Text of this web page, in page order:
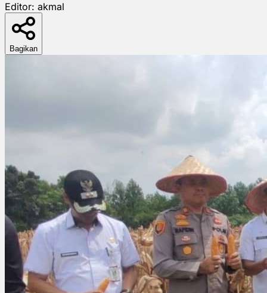
Editor: akmal
Bagikan